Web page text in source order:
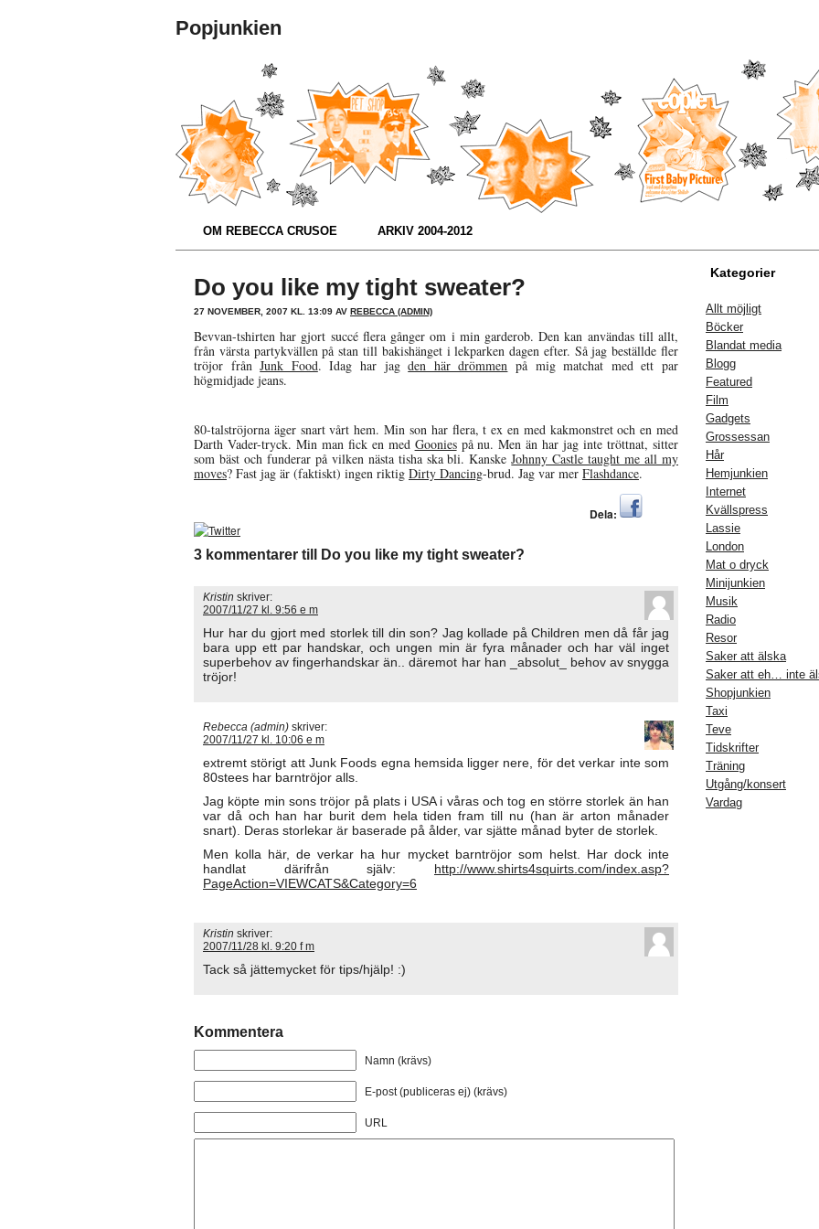
Popjunkien
OM REBECCA CRUSOE ARKIV 2004-2012
Do you like my tight sweater?
27 NOVEMBER, 2007 KL. 13:09 AV REBECCA (ADMIN)
Bevvan-tshirten har gjort succé flera gånger om i min garderob. Den kan användas till allt,
från värsta partykvällen på stan till bakishänget i lekparken dagen efter. Så jag beställde fler
tröjor frånJunk Food. Idag har jagden här drömmen på mig matchat med ett par
högmidjade jeans.
80-talströjorna äger snart vårt hem. Min son har flera, t ex en med kakmonstret och en med
Darth Vader-tryck. Min man fick en med Gooniespå nu. Men än har jag inte tröttnat, sitter
som bäst och funderar på vilken nästa tisha ska bli. KanskeJohnny Castle taught me all my
moves? Fast jag är (faktiskt) ingen riktig Dirty Dancing-brud. Jag var mer Flashdance.
Dela:
3 kommentarer till Do you like my tight sweater?
Kristin skriver:
2007/11/27 kl. 9:56 e m
Hur har du gjort med storlek till din son? Jag kollade på Children men då får jag
bara upp ett par handskar, och ungen min är fyra månader och har väl inget
superbehov av fingerhandskar än.. däremot har han _absolut_ behov av snygga
tröjor!
Rebecca (admin) skriver:
2007/11/27 kl. 10:06 e m
extremt störigt att Junk Foods egna hemsida ligger nere, för det verkar inte som
80stees har barntröjor alls.
Jag köpte min sons tröjor på plats i USA i våras och tog en större storlek än han
var då och han har burit dem hela tiden fram till nu (han är arton månader
snart). Deras storlekar är baserade på ålder, var sjätte månad byter de storlek.
Men kolla här, de verkar ha hur mycket barntröjor som helst. Har dock inte
handlat därifrån själv: http://www.shirts4squirts.com/index.asp?
PageAction=VIEWCATS&Category=6
Kristin skriver:
2007/11/28 kl. 9:20 f m
Tack så jättemycket för tips/hjälp! :)
Kommentera
Namn (krävs)
E-post (publiceras ej) (krävs)
URL
Kategorier
Allt möjligt
Böcker
Blandat media
Blogg
Featured
Film
Gadgets
Grossessan
Hår
Hemjunkien
Internet
Kvällspress
Lassie
London
Mat o dryck
Minijunkien
Musik
Radio
Resor
Saker att älska
Saker att eh… inte
Shopjunkien
Taxi
Teve
Tidskrifter
Träning
Utgång/konsert
Vardag